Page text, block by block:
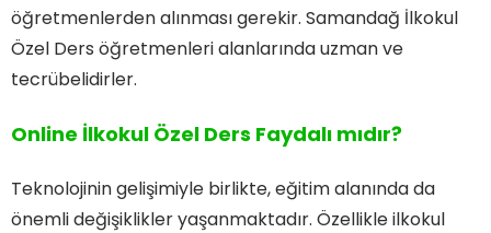
öğretmenlerden alınması gerekir. Samandağ İlkokul
Özel Ders öğretmenleri alanlarında uzman ve
tecrübelidirler.
Online İlkokul Özel Ders Faydalı mıdır?
Teknolojinin gelişimiyle birlikte, eğitim alanında da
önemli değişiklikler yaşanmaktadır. Özellikle ilkokul